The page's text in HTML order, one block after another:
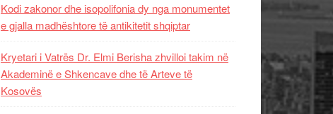
Kodi zakonor dhe isopolifonia dy nga monumentet
e gjalla madhështore të antikitetit shqiptar
Kryetari i Vatrës Dr. Elmi Berisha zhvilloi takim në
Akademinë e Shkencave dhe të Arteve të
Kosovës